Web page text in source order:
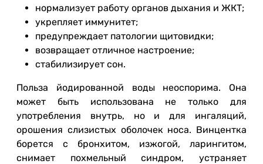
нормализует работу органов дыхания и ЖКТ;
укрепляет иммунитет;
предупреждает патологии щитовидки;
возвращает отличное настроение;
стабилизирует сон.
Польза йодированной воды неоспорима. Она
может быть использована не только для
употребления внутрь, но и для ингаляций,
орошения слизистых оболочек носа. Винцентка
борется с бронхитом, изжогой, ларингитом,
снимает похмельный синдром, устраняет